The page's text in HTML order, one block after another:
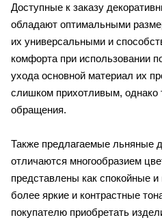
Доступные к заказу
обладают оптимальными
их универсальными и
комфорта при использовании
ухода основной материал их
слишком прихотливым, однако
обращения.
Также предлагаемые льняные
отличаются многообразием
представлены как спокойные и
более яркие и контрастные
покупателю приобретать